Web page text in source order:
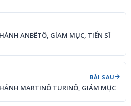
ANBÊTÔ, GÍAM MỤC, TIẾN SĨ
BÀI SAU
MARTINÔ TURINÔ, GIÁM MỤC